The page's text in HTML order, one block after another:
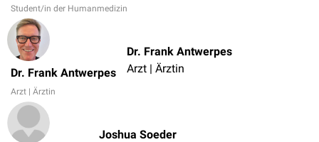
Student/in der Humanmedizin
Dr. Frank Antwerpes
Arzt | Ärztin
Dr. Frank Antwerpes
Arzt | Ärztin
Joshua Soeder